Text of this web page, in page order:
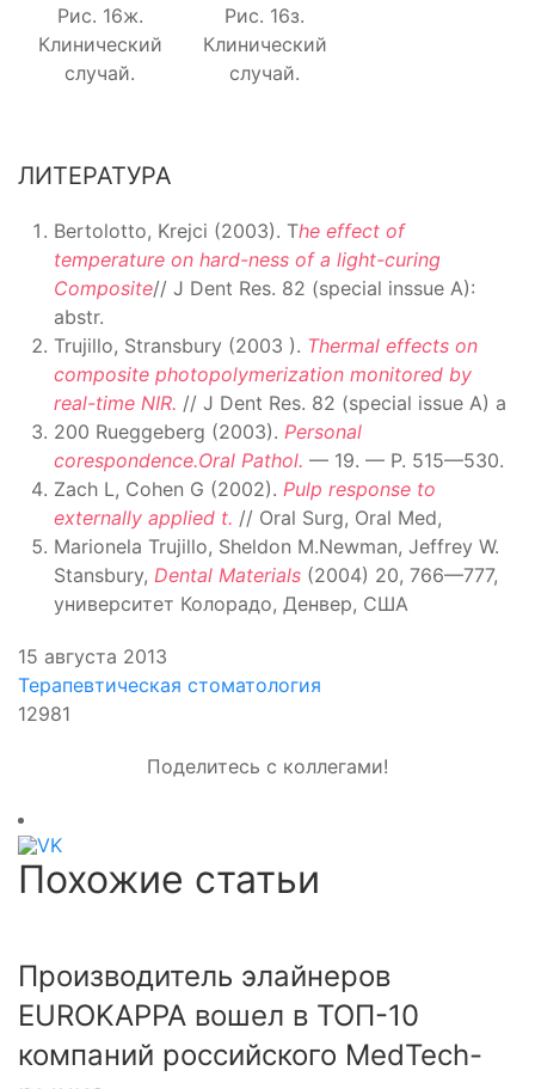
Рис. 16ж.
Клинический
случай.
Рис. 16з.
Клинический
случай.
ЛИТЕРАТУРА
Bertolotto, Krejci (2003). The effect of
temperature on hard-ness of a light-curing
Composite// J Dent Res. 82 (special inssue A):
abstr.
Trujillo, Stransbury (2003 ). Thermal effects on
composite photopolymerization monitored by
real-time NIR. // J Dent Res. 82 (special issue A) a
200 Rueggeberg (2003). Personal
corespondence.Oral Pathol. — 19. — P. 515—530.
Zach L, Cohen G (2002). Pulp response to
externally applied t. // Oral Surg, Oral Med,
Marionela Trujillo, Sheldon M.Newman, Jeffrey W.
Stansbury, Dental Materials (2004) 20, 766—777,
университет Колорадо, Денвер, США
15 августа 2013
Терапевтическая стоматология
12981
Поделитесь с коллегами!
Похожие статьи
Производитель элайнеров
EUROKAPPA вошел в ТОП-10
компаний российского MedTech-